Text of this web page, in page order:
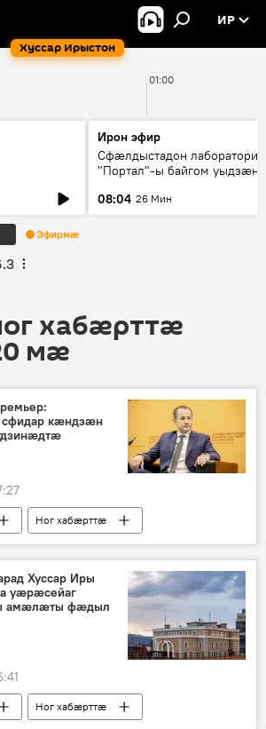
Хуссар Ирыстон
ИР
01:00
Ирон эфир
Сфæлдыстадон лаборатори
"Портал"-ы байгом уыдзæн
Æхсары куыстыты равдыст
08:04 26 Мин
Эфирмæ
хабӕрттӕ
мӕ
кӕндзӕн
Ног хабӕрттӕ
Хуссар Иры
уӕрӕсейаг
амӕлӕты фӕдыл
Ног хабӕрттӕ